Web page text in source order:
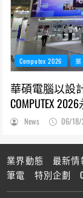
Computex 2026
華碩電腦以設
COMPUTEX
News 06/
業界動態 最新情
筆電
特別企劃